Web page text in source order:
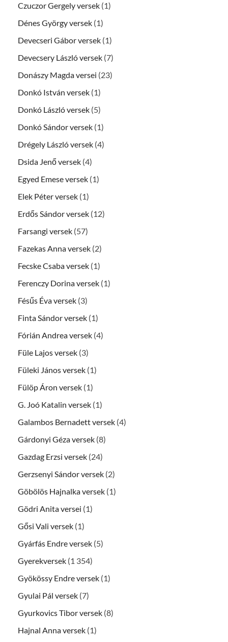
Czuczor Gergely versek (1)
Dénes György versek (1)
Devecseri Gábor versek (1)
Devecsery László versek (7)
Donászy Magda versei (23)
Donkó István versek (1)
Donkó László versek (5)
Donkó Sándor versek (1)
Drégely László versek (4)
Dsida Jenő versek (4)
Egyed Emese versek (1)
Elek Péter versek (1)
Erdős Sándor versek (12)
Farsangi versek (57)
Fazekas Anna versek (2)
Fecske Csaba versek (1)
Ferenczy Dorina versek (1)
Fésűs Éva versek (3)
Finta Sándor versek (1)
Fórián Andrea versek (4)
Füle Lajos versek (3)
Füleki János versek (1)
Fülöp Áron versek (1)
G. Joó Katalin versek (1)
Galambos Bernadett versek (4)
Gárdonyi Géza versek (8)
Gazdag Erzsi versek (24)
Gerzsenyi Sándor versek (2)
Göbölös Hajnalka versek (1)
Gödri Anita versei (1)
Gősi Vali versek (1)
Gyárfás Endre versek (5)
Gyerekversek (1 354)
Gyökössy Endre versek (1)
Gyulai Pál versek (7)
Gyurkovics Tibor versek (8)
Hajnal Anna versek (1)